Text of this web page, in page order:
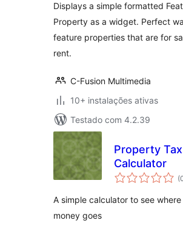
Displays a simple formatted
Property as a widget. Perfect
feature properties that are for
rent.
C-Fusion Multimedia
10+ instalações ativas
Testado com 4.2.39
Property Tax
Calculator
A simple calculator to see
money goes